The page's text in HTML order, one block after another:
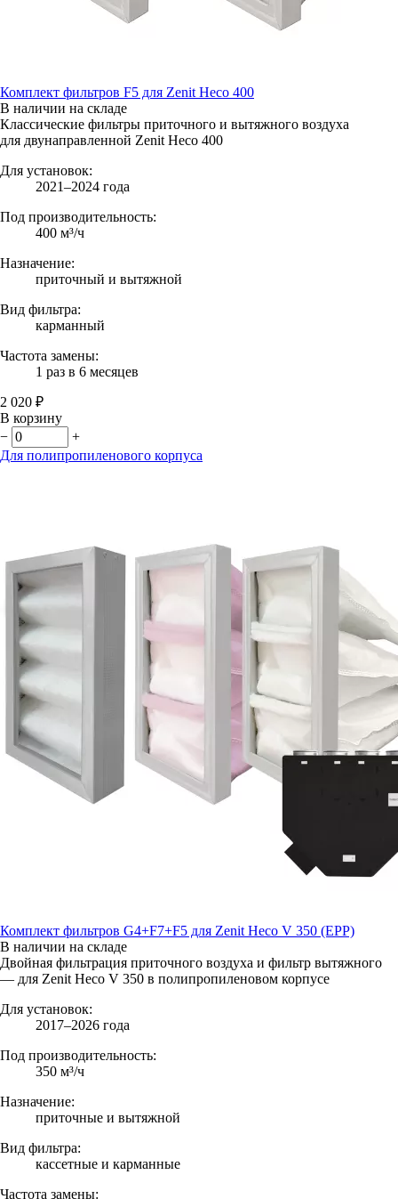
Комплект фильтров F5 для Zenit Heco 400
В наличии на складе
Классические фильтры приточного и вытяжного воздуха
для двунаправленной Zenit Heco 400
Для установок:
2021–2024 года
Под производительность:
400 м³/ч
Назначение:
приточный и вытяжной
Вид фильтра:
карманный
Частота замены:
1 раз в 6 месяцев
2 020 ₽
В корзину
−
+
Для полипропиленового корпуса
Комплект фильтров G4+F7+F5 для Zenit Heco V 350 (EPP)
В наличии на складе
Двойная фильтрация приточного воздуха и фильтр вытяжного
— для Zenit Heco V 350 в полипропиленовом корпусе
Для установок:
2017–2026 года
Под производительность:
350 м³/ч
Назначение:
приточные и вытяжной
Вид фильтра:
кассетные и карманные
Частота замены: